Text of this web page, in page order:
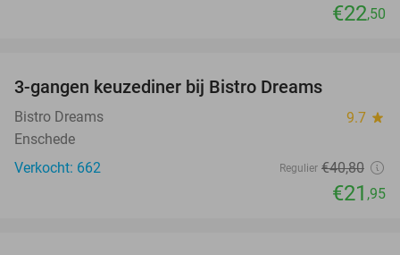
€22,50
3-gangen keuzediner bij Bistro Dreams
Bistro Dreams 9.7 star
Enschede
Verkocht: 662
Regulier €40,80
€21 ,95